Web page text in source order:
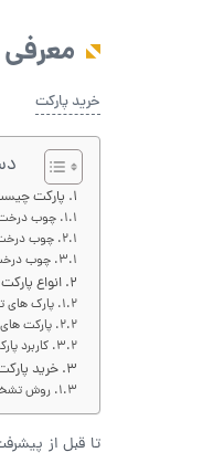
خرید پارکت
پارکت
چوب
چوب درخت
چوب
انواع
پارک های
پارکت
کاربرد
خرید
روش
تا قبل از